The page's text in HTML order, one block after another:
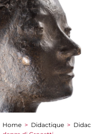
Home > Didactique >